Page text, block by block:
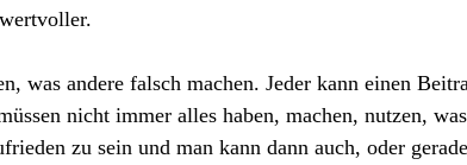
was andere falsch machen. Jeder kann einen
nicht immer alles haben, machen, nutzen,
zu sein und man kann dann auch, oder